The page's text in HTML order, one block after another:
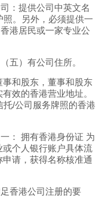
：提供公司中英文名
。另外，必须提供一
港居民或一家专业公
五）有公司住所。
和股东，董事和股东
效的香港营业地址。
/公司服务牌照的香港
： 拥有香港身份证 为
个人银行账户具体流
请，获得名称核准通
香港公司注册的要